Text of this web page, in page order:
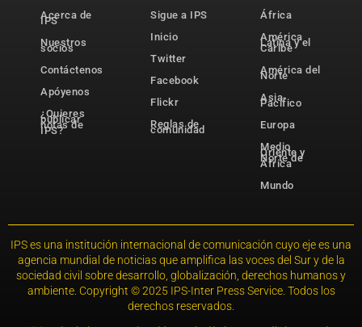
Acerca de
IPS
Nuestros
socios
Contáctenos
Apóyenos
¿Quieres
publicar
notas de
IPS?
Sigue a IPS
Inicio
Twitter
Facebook
Flickr
Reglas de
comunidad
África
América
Latina y el
Caribe
América del
Norte
Asia-
Pacífico
Europa
Medio
Oriente y
Norte de
África
Mundo
IPS es una institución internacional de comunicación cuyo eje es una
agencia mundial de noticias que amplifica las voces del Sur y de la
sociedad civil sobre desarrollo, globalización, derechos humanos y
ambiente. Copyright © 2025 IPS-Inter Press Service. Todos los
derechos reservados.